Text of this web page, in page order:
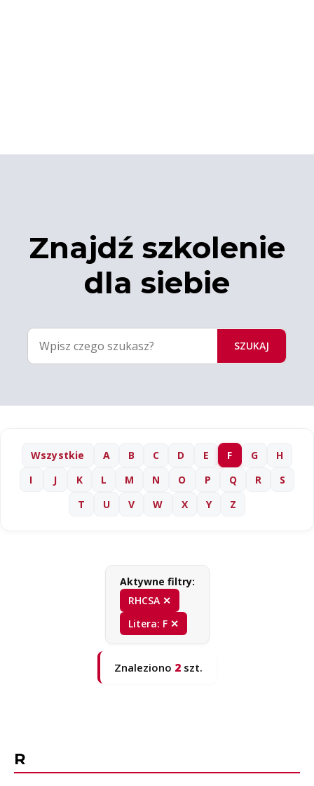
Znajdź szkolenie
dla siebie
SZUKAJ
Wszystkie A B C D E F G
H
I
J K L M N O P Q R
S
T
U V W X Y Z
Aktywne filtry:
RHCSA ✕
Litera: F ✕
Znaleziono 2 szt.
R